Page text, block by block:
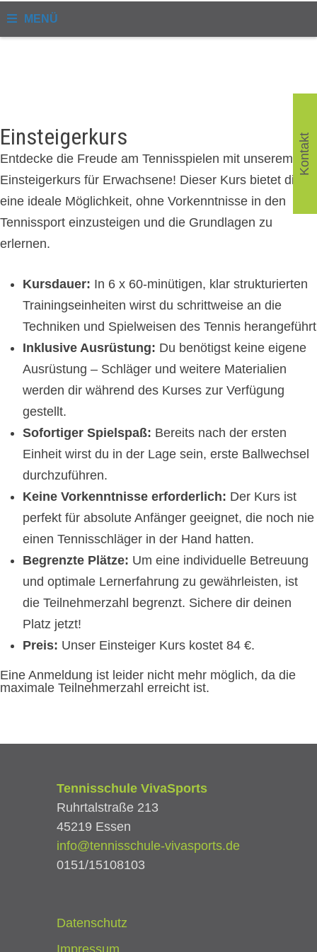
MENÜ
Einsteigerkurs
Entdecke die Freude am Tennisspielen mit unserem
Einsteigerkurs für Erwachsene! Dieser Kurs bietet dir
eine ideale Möglichkeit, ohne Vorkenntnisse in den
Tennissport einzusteigen und die Grundlagen zu
erlernen.
Kursdauer: In 6 x 60-minütigen, klar strukturierten
Trainingseinheiten wirst du schrittweise an die
Techniken und Spielweisen des Tennis herangeführt
Inklusive Ausrüstung: Du benötigst keine eigene
Ausrüstung – Schläger und weitere Materialien
werden dir während des Kurses zur Verfügung
gestellt.
Sofortiger Spielspaß: Bereits nach der ersten
Einheit wirst du in der Lage sein, erste Ballwechsel
durchzuführen.
Keine Vorkenntnisse erforderlich: Der Kurs ist
perfekt für absolute Anfänger geeignet, die noch nie
einen Tennisschläger in der Hand hatten.
Begrenzte Plätze: Um eine individuelle Betreuung
und optimale Lernerfahrung zu gewährleisten, ist
die Teilnehmerzahl begrenzt. Sichere dir deinen
Platz jetzt!
Preis: Unser Einsteiger Kurs kostet 84 €.
Eine Anmeldung ist leider nicht mehr möglich, da die
maximale Teilnehmerzahl erreicht ist.
Tennisschule VivaSports
Ruhrtalstraße 213
45219 Essen
info@tennisschule-vivasports.de
0151/15108103
Datenschutz
Impressum
Kontakt